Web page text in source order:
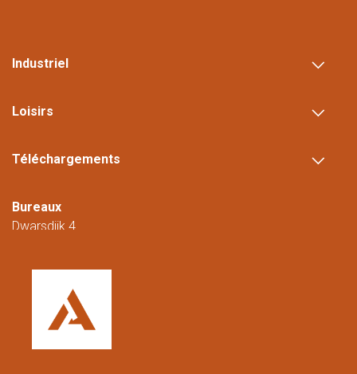
Industriel
Loisirs
Téléchargements
Bureaux
Dwarsdijk 4
+31 (0)88 23 42 200
16h00 (CET/CEST).